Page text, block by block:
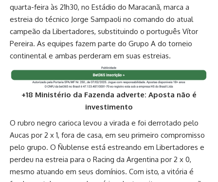
quarta-feira às 21h30, no Estádio do Maracanã, marca a
estreia do técnico Jorge Sampaoli no comando do atual
campeão da Libertadores, substituindo o português Vítor
Pereira. As equipes fazem parte do Grupo A do torneio
continental e ambas perderam em suas estreias.
+18 Ministério da Fazenda adverte: Aposta não é
investimento
O rubro negro carioca levou a virada e foi derrotado pelo
Aucas por 2 x 1, fora de casa, em seu primeiro compromisso
pelo grupo. O Ñublense está estreando em Libertadores e
perdeu na estreia para o Racing da Argentina por 2 x 0,
mesmo atuando em seus domínios. Com isto, a vitória é